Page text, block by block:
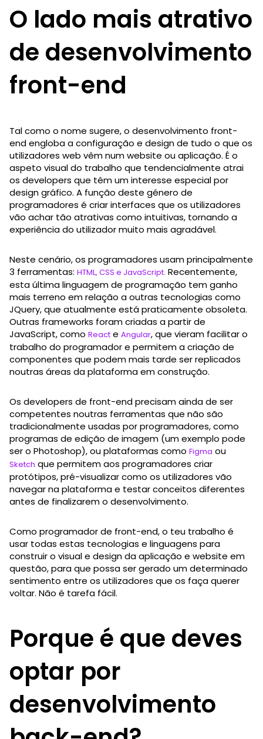
O lado mais atrativo
de desenvolvimento
front-end
Tal como o nome sugere, o desenvolvimento front-
end engloba a configuração e design de tudo o que os
utilizadores web vêm num website ou aplicação. É o
aspeto visual do trabalho que tendencialmente atrai
os developers que têm um interesse especial por
design gráfico. A função deste género de
programadores é criar interfaces que os utilizadores
vão achar tão atrativas como intuitivas, tornando a
experiência do utilizador muito mais agradável.
Neste cenário, os programadores usam principalmente
3 ferramentas: HTML, CSS e JavaScript. Recentemente,
esta última linguagem de programação tem ganho
mais terreno em relação a outras tecnologias como
JQuery, que atualmente está praticamente obsoleta.
Outras frameworks foram criadas a partir de
JavaScript, como React e Angular, que vieram facilitar o
trabalho do programador e permitem a criação de
componentes que podem mais tarde ser replicados
noutras áreas da plataforma em construção.
Os developers de front-end precisam ainda de ser
competentes noutras ferramentas que não são
tradicionalmente usadas por programadores, como
programas de edição de imagem (um exemplo pode
ser o Photoshop), ou plataformas como Figma ou
Sketch que permitem aos programadores criar
protótipos, pré-visualizar como os utilizadores vão
navegar na plataforma e testar conceitos diferentes
antes de finalizarem o desenvolvimento.
Como programador de front-end, o teu trabalho é
usar todas estas tecnologias e linguagens para
construir o visual e design da aplicação e website em
questão, para que possa ser gerado um determinado
sentimento entre os utilizadores que os faça querer
voltar. Não é tarefa fácil.
Porque é que deves
optar por
desenvolvimento